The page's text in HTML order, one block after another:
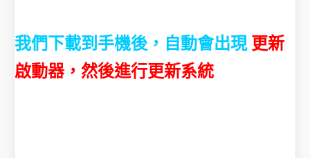
我們下載到手機後，自動會出現 更新
啟動器，然後進行更新系統